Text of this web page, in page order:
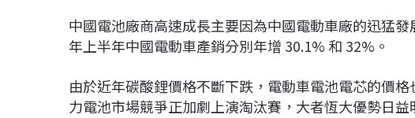
中國電池廠商高速成長主要因為中國電動車廠的迅猛
年上半年中國電動車產銷分別年增 30.1% 和 32%。
由於近年碳酸鋰價格不斷下跌，電動車電池電芯的價
力電池市場競爭正加劇上演淘汰賽，大者恆大優勢日